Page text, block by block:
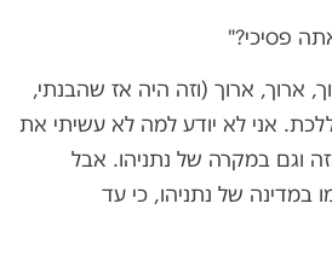
פסיכי?"
ארוך, ארוך (וזה היה אז שהבנתי,
אני לא יודע למה לא עשיתי את
וגם במקרה של נתניהו. אבל
של נתניהו, כי עד